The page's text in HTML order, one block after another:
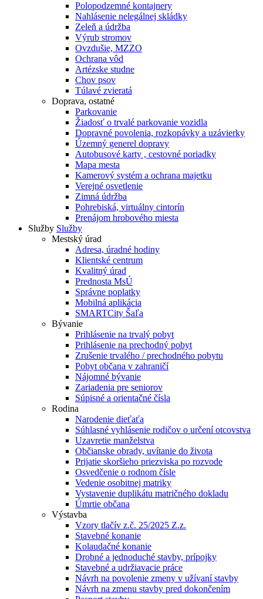
Polopodzemné kontajnery
Nahlásenie nelegálnej skládky
Zeleň a údržba
Výrub stromov
Ovzdušie, MZZO
Ochrana vôd
Artézske studne
Chov psov
Túlavé zvieratá
Doprava, ostatné
Parkovanie
Žiadosť o trvalé parkovanie vozidla
Dopravné povolenia, rozkopávky a uzávierky
Územný generel dopravy
Autobusové karty , cestovné poriadky
Mapa mesta
Kamerový systém a ochrana majetku
Verejné osvetlenie
Zimná údržba
Pohrebiská, virtuálny cintorín
Prenájom hrobového miesta
Služby Služby
Mestský úrad
Adresa, úradné hodiny
Klientské centrum
Kvalitný úrad
Prednosta MsÚ
Správne poplatky
Mobilná aplikácia
SMARTCity Šaľa
Bývanie
Prihlásenie na trvalý pobyt
Prihlásenie na prechodný pobyt
Zrušenie trvalého / prechodného pobytu
Pobyt občana v zahraničí
Nájomné bývanie
Zariadenia pre seniorov
Súpisné a orientačné čísla
Rodina
Narodenie dieťaťa
Súhlasné vyhlásenie rodičov o určení otcovstva
Uzavretie manželstva
Občianske obrady, uvítanie do života
Prijatie skoršieho priezviska po rozvode
Osvedčenie o rodnom čísle
Vedenie osobitnej matriky
Vystavenie duplikátu matričného dokladu
Úmrtie občana
Výstavba
Vzory tlačív z.č. 25/2025 Z.z.
Stavebné konanie
Kolaudačné konanie
Drobné a jednoduché stavby, prípojky
Stavebné a udržiavacie práce
Návrh na povolenie zmeny v užívaní stavby
Návrh na zmenu stavby pred dokončením